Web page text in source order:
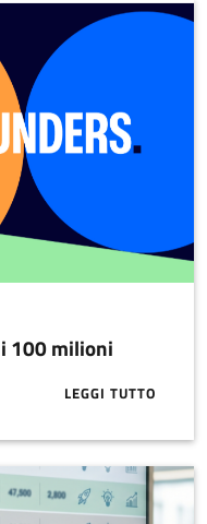
100 milioni
LEGGI TUTTO
ABOUT IFF,